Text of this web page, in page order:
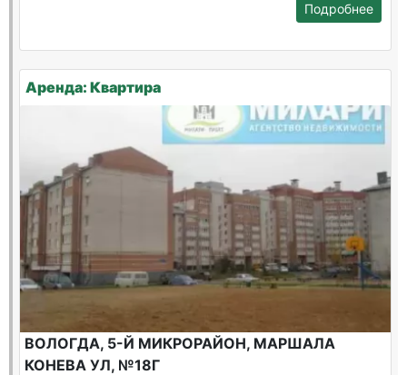
Подробнее
Аренда: Квартира
ВОЛОГДА, 5-Й МИКРОРАЙОН, МАРШАЛА
КОНЕВА УЛ, №18Г